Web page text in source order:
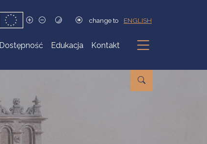
change to ENGLISH
Dostępność Edukacja Kontakt
Podmenu